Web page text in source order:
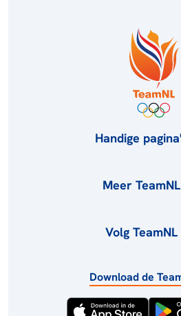
Handige
Meer TeamNL
Volg TeamNL
Download de